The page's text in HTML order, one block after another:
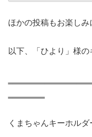
ほかの投稿もお楽しみ
以下、「ひより」様の
くまちゃんキーホルダ